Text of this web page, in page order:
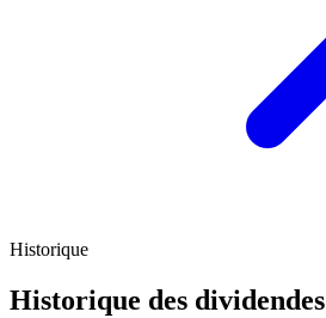
Historique
Historique des dividendes